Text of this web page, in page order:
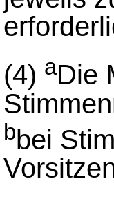
(4) aDie
bbei